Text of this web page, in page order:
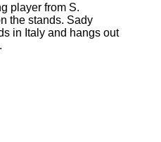
player from S.
the stands. Sady
in Italy and hangs out